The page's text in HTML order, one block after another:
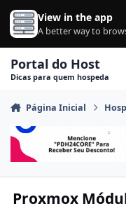
Ir para conteúdo
View in the app
A better way to
Portal do Host
Dicas para quem hospeda
Página Inicial
Proxmox